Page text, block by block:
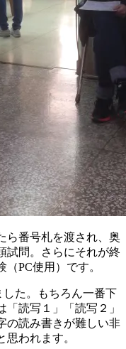
ら番号札を渡され、奥
試問。さらにそれが終
PC使用）です。
た。もちろん一番下
読写１」「読写２」
の読み書きが難しい非
われます。